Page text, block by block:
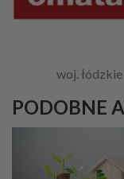
woj. łódzkie
PODOBNE